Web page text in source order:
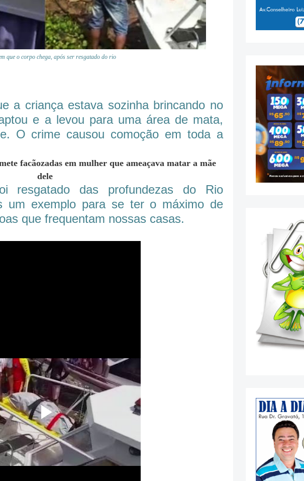
que o corpo chega, após ser resgatado do rio
a criança estava sozinha brincando no
e a levou para uma área de mata,
O crime causou comoção em toda a
facãozadas em mulher que ameaçava matar a mãe
dele
resgatado das profundezas do Rio
um exemplo para se ter o máximo de
que frequentam nossas casas.